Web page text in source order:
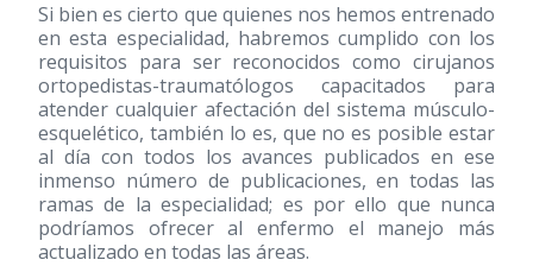
Si bien es cierto que quienes nos hemos entrenado
en esta especialidad, habremos cumplido con los
requisitos para ser reconocidos como cirujanos
ortopedistas-traumatólogos capacitados para
atender cualquier afectación del sistema músculo-
esquelético, también lo es, que no es posible estar
al día con todos los avances publicados en ese
inmenso número de publicaciones, en todas las
ramas de la especialidad; es por ello que nunca
podríamos ofrecer al enfermo el manejo más
actualizado en todas las áreas.